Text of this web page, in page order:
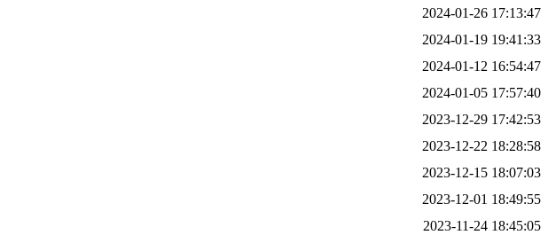
2024-01-26 17:13:47
2024-01-19 19:41:33
2024-01-12 16:54:47
2024-01-05 17:57:40
2023-12-29 17:42:53
2023-12-22 18:28:58
2023-12-15 18:07:03
2023-12-01 18:49:55
2023-11-24 18:45:05